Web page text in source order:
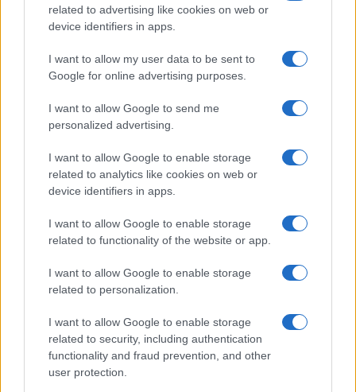
related to advertising like cookies on web or
device identifiers in apps.
I want to allow my user data to be sent to
Google for online advertising purposes.
I want to allow Google to send me
personalized advertising.
I want to allow Google to enable storage
related to analytics like cookies on web or
device identifiers in apps.
I want to allow Google to enable storage
related to functionality of the website or app.
I want to allow Google to enable storage
related to personalization.
I want to allow Google to enable storage
related to security, including authentication
functionality and fraud prevention, and other
user protection.
materiali in versioni riutilizzabili; tutte le claim
pagina pubblica dell’evento”.
Community: forum pre-evento con comitati di
quartiere; programmi di volontariato con scuole
e università; report pubblico presentato in
Edoardo Marchesi
Edoardo Marchesi, voce delle notizie di
in via Maqueda e decise di chiedere carte e
nomi: da allora predilige verifiche sul campo.
e custodisce una collezione di vecchie
mappe della città.